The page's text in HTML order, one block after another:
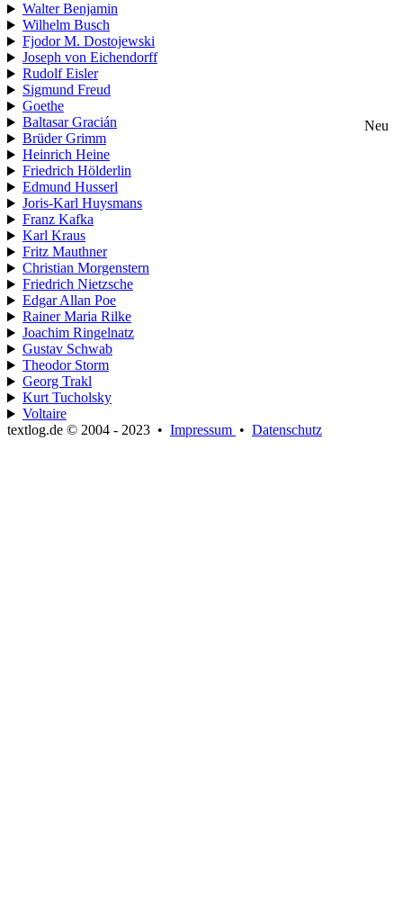
Walter Benjamin
Wilhelm Busch
Fjodor M. Dostojewski
Joseph von Eichendorff
Rudolf Eisler
Sigmund Freud
Goethe
Baltasar Gracián
Neu
Brüder Grimm
Heinrich Heine
Friedrich Hölderlin
Edmund Husserl
Joris-Karl Huysmans
Franz Kafka
Karl Kraus
Fritz Mauthner
Christian Morgenstern
Friedrich Nietzsche
Edgar Allan Poe
Rainer Maria Rilke
Joachim Ringelnatz
Gustav Schwab
Theodor Storm
Georg Trakl
Kurt Tucholsky
Voltaire
textlog.de © 2004 - 2023 • Impressum • Datenschutz